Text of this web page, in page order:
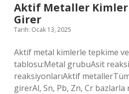
Aktif Metaller
Girer
Tarih: Ocak 13, 2025
Aktif metal kimlerle tepkime
tablosu:Metal grubuAsit
reaksiyonlarıAktif
girerAl, Sn, Pb, Zn, Cr bazlarla